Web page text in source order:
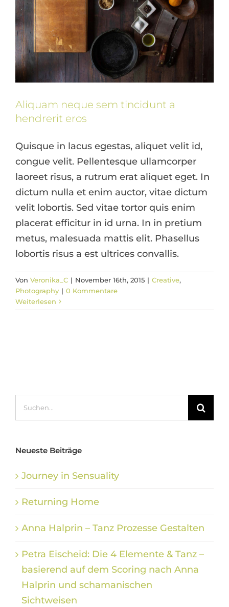
Aliquam neque sem tincidunt a
hendrerit eros
Quisque in lacus egestas, aliquet velit id,
congue velit. Pellentesque ullamcorper
laoreet risus, a rutrum erat aliquet eget. In
dictum nulla et enim auctor, vitae dictum
velit lobortis. Sed vitae tortor quis enim
placerat efficitur in id urna. In in pretium
metus, malesuada mattis elit. Phasellus
lobortis risus a est ultrices convallis.
Von Veronika_C | November 16th, 2015 | Creative,
Photography | 0 Kommentare
Weiterlesen
nach:
Neueste Beiträge
Journey in Sensuality
Returning Home
Anna Halprin – Tanz Prozesse Gestalten
Petra Eischeid: Die 4 Elemente & Tanz –
basierend auf dem Scoring nach Anna
Halprin und schamanischen
Sichtweisen